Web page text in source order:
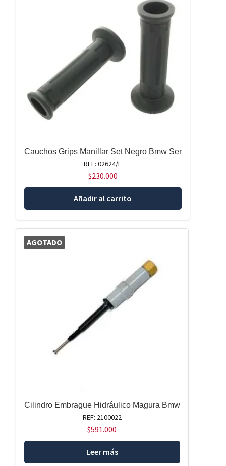
Cauchos Grips Manillar Set Negro Bmw Ser
REF: 02624/L
$230.000
Añadir al carrito
AGOTADO
Cilindro Embrague Hidráulico Magura Bmw
REF: 2100022
$591.000
Leer más